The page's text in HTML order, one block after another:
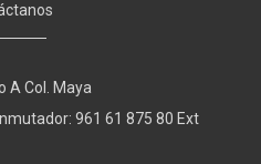
A Col. Maya
961 61 875 80 Ext